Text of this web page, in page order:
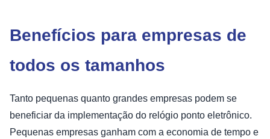
Benefícios para empresas de
todos os tamanhos
Tanto pequenas quanto grandes empresas podem se
beneficiar da implementação do relógio ponto eletrônico.
Pequenas empresas ganham com a economia de tempo e